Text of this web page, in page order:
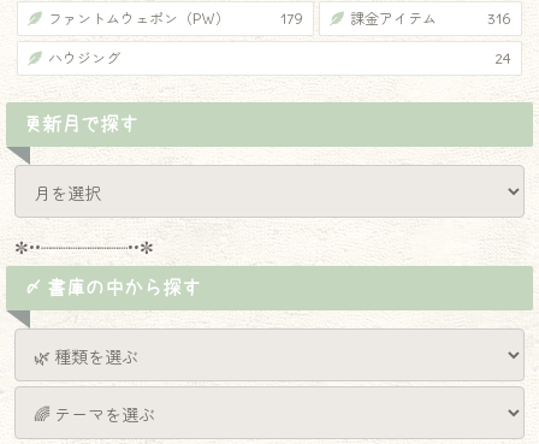
ファントムウェポン（PW） 179 課金アイテム 316
ハウジング 24
更新月で探す
✼••┈┈┈┈┈┈┈┈┈••✼
〆 書庫の中から探す